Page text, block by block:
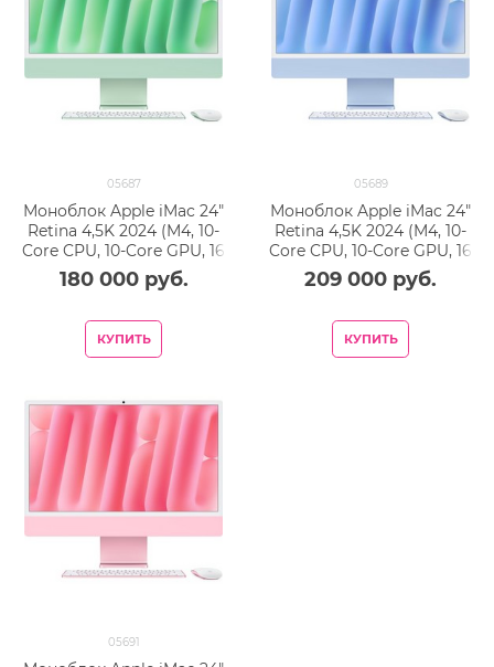
05687
Моноблок Apple iMac 24"
Retina 4,5K 2024 (M4, 10-
Core CPU, 10-Core GPU, 16
Гб, 256 Гб SSD) MWUY3,
зеленый
180 000 руб.
КУПИТЬ
05689
Моноблок Apple iMac 24"
Retina 4,5K 2024 (M4, 10-
Core CPU, 10-Core GPU, 16
Гб, 512 Гб SSD) MWV33,
синий
209 000 руб.
КУПИТЬ
05691